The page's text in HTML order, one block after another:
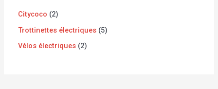
Citycoco 2
Trottinettes électriques 5
Vélos électriques 2